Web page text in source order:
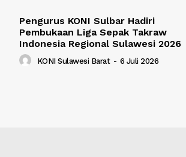
Pengurus KONI Sulbar Hadiri
Pembukaan Liga Sepak Takraw
Indonesia Regional Sulawesi 2026
KONI Sulawesi Barat - 6 Juli 2026